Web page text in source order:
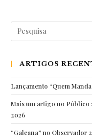
do
Pesquisar
ARTIGOS
Lançamento “Quem
Mais um artigo no Público
2026
“Galeana” no Observador